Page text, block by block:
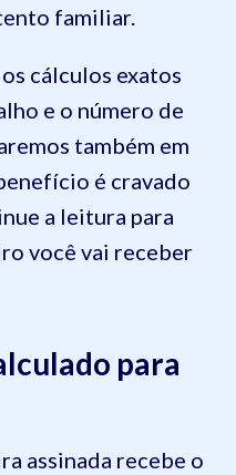
familiar.
cálculos exatos
e o número de
também em
é cravado
a leitura para
você vai receber
para
assinada recebe o